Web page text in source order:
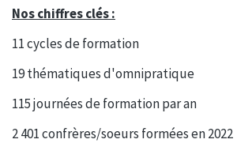
Nos chiffres clés :
11 cycles de formation
19 thématiques d'omnipratique
115 journées de formation par an
2 401 confrères/soeurs formées en 2022